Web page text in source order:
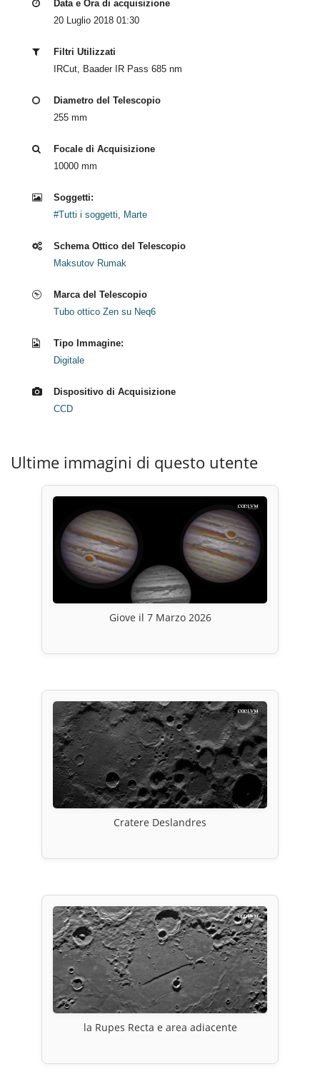
Data e Ora di acquisizione
20 Luglio 2018 01:30
Filtri Utilizzati
IRCut, Baader IR Pass 685 nm
Diametro del Telescopio
255 mm
Focale di Acquisizione
10000 mm
Soggetti:
#Tutti i soggetti, Marte
Schema Ottico del Telescopio
Maksutov Rumak
Marca del Telescopio
Tubo ottico Zen su Neq6
Tipo Immagine:
Digitale
Dispositivo di Acquisizione
CCD
Ultime immagini di questo utente
Giove il 7 Marzo 2026
Cratere Deslandres
la Rupes Recta e area adiacente